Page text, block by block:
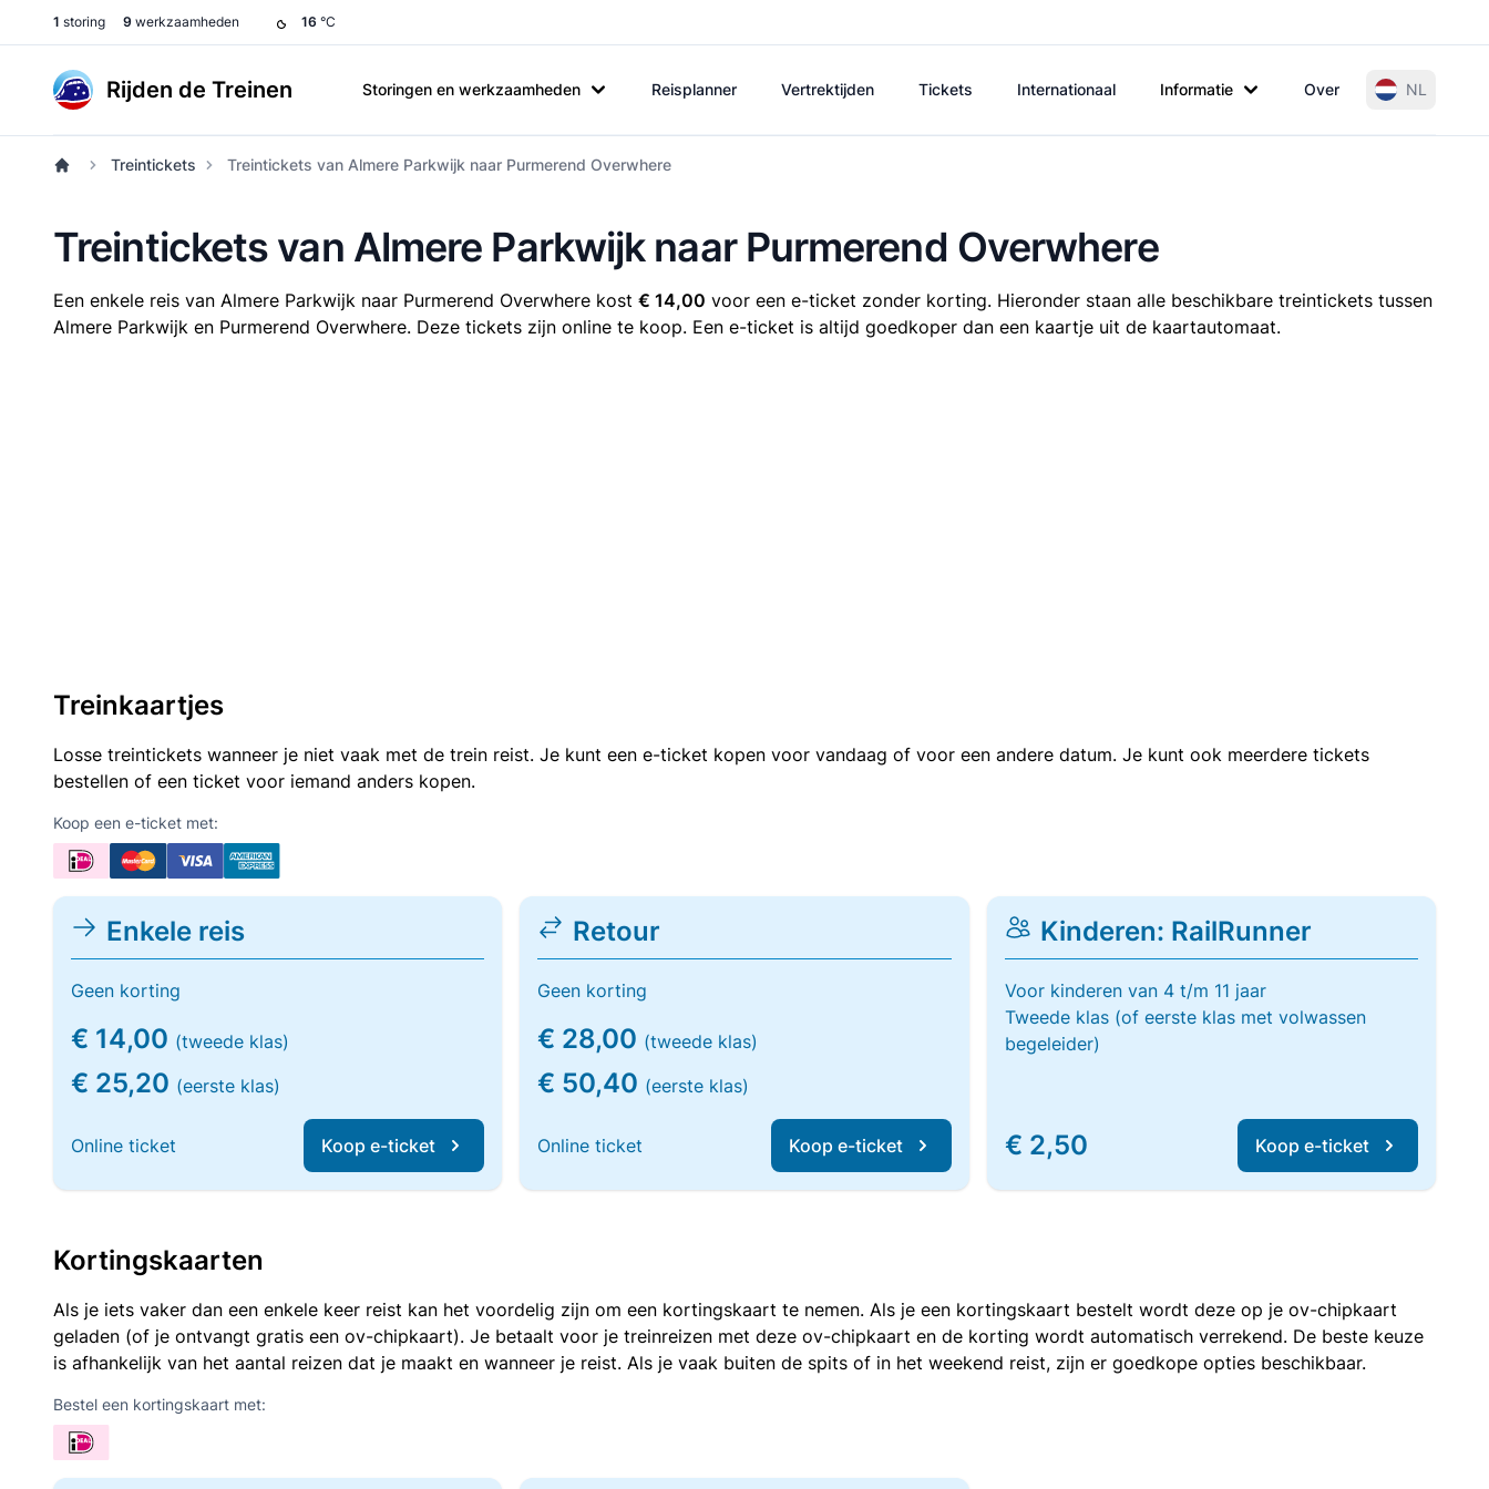
1 storing 9 werkzaamheden 16 °C
Rijden de Treinen Storingen en werkzaamheden Reisplanner Vertrektijden Tickets Internationaal Informatie Over NL
Treintickets Treintickets van Almere Parkwijk naar Purmerend Overwhere
Treintickets van Almere Parkwijk naar Purmerend Overwhere
Een enkele reis van Almere Parkwijk naar Purmerend Overwhere kost € 14,00 voor een e-ticket zonder korting. Hieronder staan alle beschikbare treintickets tussen
Almere Parkwijk en Purmerend Overwhere. Deze tickets zijn online te koop. Een e-ticket is altijd goedkoper dan een kaartje uit de kaartautomaat.
Treinkaartjes
Losse treintickets wanneer je niet vaak met de trein reist. Je kunt een e-ticket kopen voor vandaag of voor een andere datum. Je kunt ook meerdere tickets
bestellen of een ticket voor iemand anders kopen.
Koop een e-ticket met:
Enkele reis
Geen korting
€ 14,00 (tweede klas)
€ 25,20 (eerste klas)
Online ticket Koop e-ticket
Retour
Geen korting
€ 28,00 (tweede klas)
€ 50,40 (eerste klas)
Online ticket Koop e-ticket
Kinderen: RailRunner
Voor kinderen van 4 t/m 11 jaar
Tweede klas (of eerste klas met volwassen
begeleider)
€ 2,50 Koop e-ticket
Kortingskaarten
Als je iets vaker dan een enkele keer reist kan het voordelig zijn om een kortingskaart te nemen. Als je een kortingskaart bestelt wordt deze op je ov-chipkaart
geladen (of je ontvangt gratis een ov-chipkaart). Je betaalt voor je treinreizen met deze ov-chipkaart en de korting wordt automatisch verrekend. De beste keuze
is afhankelijk van het aantal reizen dat je maakt en wanneer je reist. Als je vaak buiten de spits of in het weekend reist, zijn er goedkope opties beschikbaar.
Bestel een kortingskaart met: